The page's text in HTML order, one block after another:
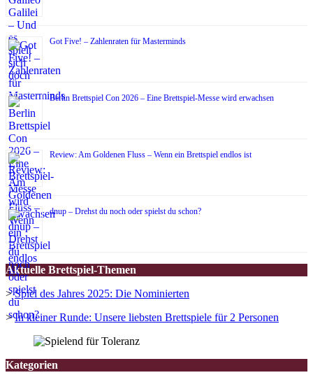
Got Five! – Zahlenraten für Masterminds
Berlin Brettspiel Con 2026 – Eine Brettspiel-Messe wird erwachsen
Review: Am Goldenen Fluss – Wenn ein Brettspiel endlos ist
dnup – Drehst du noch oder spielst du schon?
Aktuelle Brettspiel-Themen
>Spiel des Jahres 2025: Die Nominierten
>In kleiner Runde: Unsere liebsten Brettspiele für 2 Personen
Kategorien